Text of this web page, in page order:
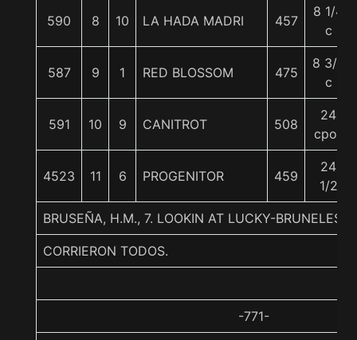
590 8 10 LA HADA MADRI 457
8 1/4
c
587 9 1 RED BLOSSOM 475
8 3/4
c
591 10 9 CANITROT 508
24
cpos
4523 11 6 PROGENITOR 459
24
1/2
BRUSEÑA, H.M., 7. LOOKIN AT LUCKY-
CORRIERON TODOS.
-771-